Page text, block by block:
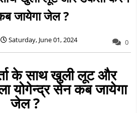
जायेगा जेल ?
Saturday, June 01, 2024 0
के साथ खुली लूट और
योगेन्द्र सेन कब जायेगा
जेल ?